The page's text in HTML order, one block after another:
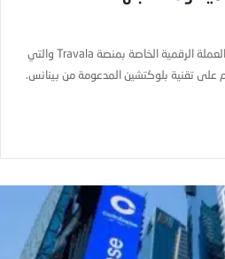
مشروع عملة AVA , عملة AVA هي العملة الرقمية الخاصة بمنصة Travala والتي
على تقنية بلوكتشين المدعومة من بينانس.